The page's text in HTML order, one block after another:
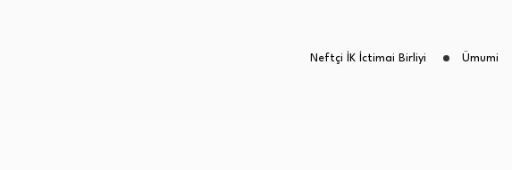
Neftçi İK İctimai Birliyi Ümumi